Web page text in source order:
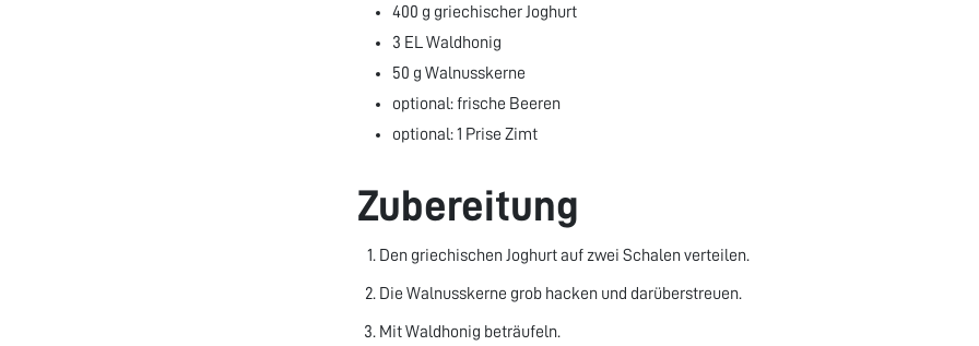
400 g griechischer Joghurt
3 EL Waldhonig
50 g Walnusskerne
optional: frische Beeren
optional: 1 Prise Zimt
Zubereitung
Den griechischen Joghurt auf zwei Schalen verteilen.
Die Walnusskerne grob hacken und darüberstreuen.
Mit Waldhonig beträufeln.